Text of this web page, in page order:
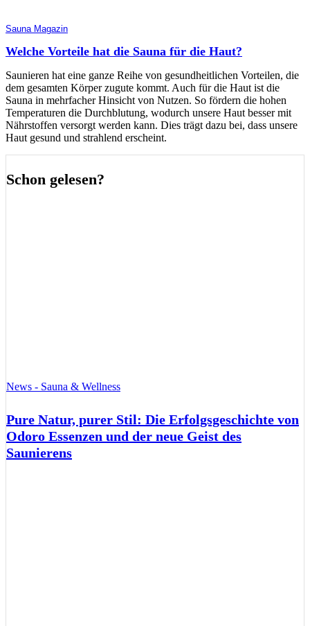
Sauna Magazin
Welche Vorteile hat die Sauna für die Haut?
Saunieren hat eine ganze Reihe von gesundheitlichen Vorteilen, die
dem gesamten Körper zugute kommt. Auch für die Haut ist die
Sauna in mehrfacher Hinsicht von Nutzen. So fördern die hohen
Temperaturen die Durchblutung, wodurch unsere Haut besser mit
Nährstoffen versorgt werden kann. Dies trägt dazu bei, dass unsere
Haut gesund und strahlend erscheint.
Schon gelesen?
News - Sauna & Wellness
Pure Natur, purer Stil: Die Erfolgsgeschichte von
Odoro Essenzen und der neue Geist des
Saunierens